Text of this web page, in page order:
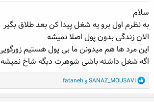
:
سلام
به نظرم اول برو یه شغل پیدا کن بعد طلاق بگیر
الان زندگی بدون پول اصلا نمیشه
این مرد ها هم میدونن ما بی پول هستیم
اگه شغل داشته باشی شوهرت دیگه شاخ نمیشه
R
e
SANAZ_MOUSAVIو fataneh